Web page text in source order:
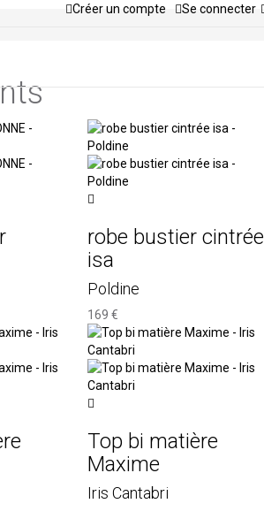
Créer un compte Se connecter
robe bustier cintrée
isa
Poldine
169 €
Top bi matière
Maxime
Iris Cantabri